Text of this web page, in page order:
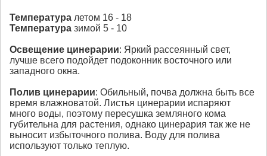
Температура летом 16 - 18
Температура зимой 5 - 10
Освещение цинерарии: Яркий рассеянный свет,
лучше всего подойдет подоконник восточного или
западного окна.
Полив цинерарии: Обильный, почва должна быть все
время влажноватой. Листья цинерарии испаряют
много воды, поэтому пересушка земляного кома
губительна для растения, однако цинерария так же не
выносит избыточного полива. Воду для полива
используют только теплую.